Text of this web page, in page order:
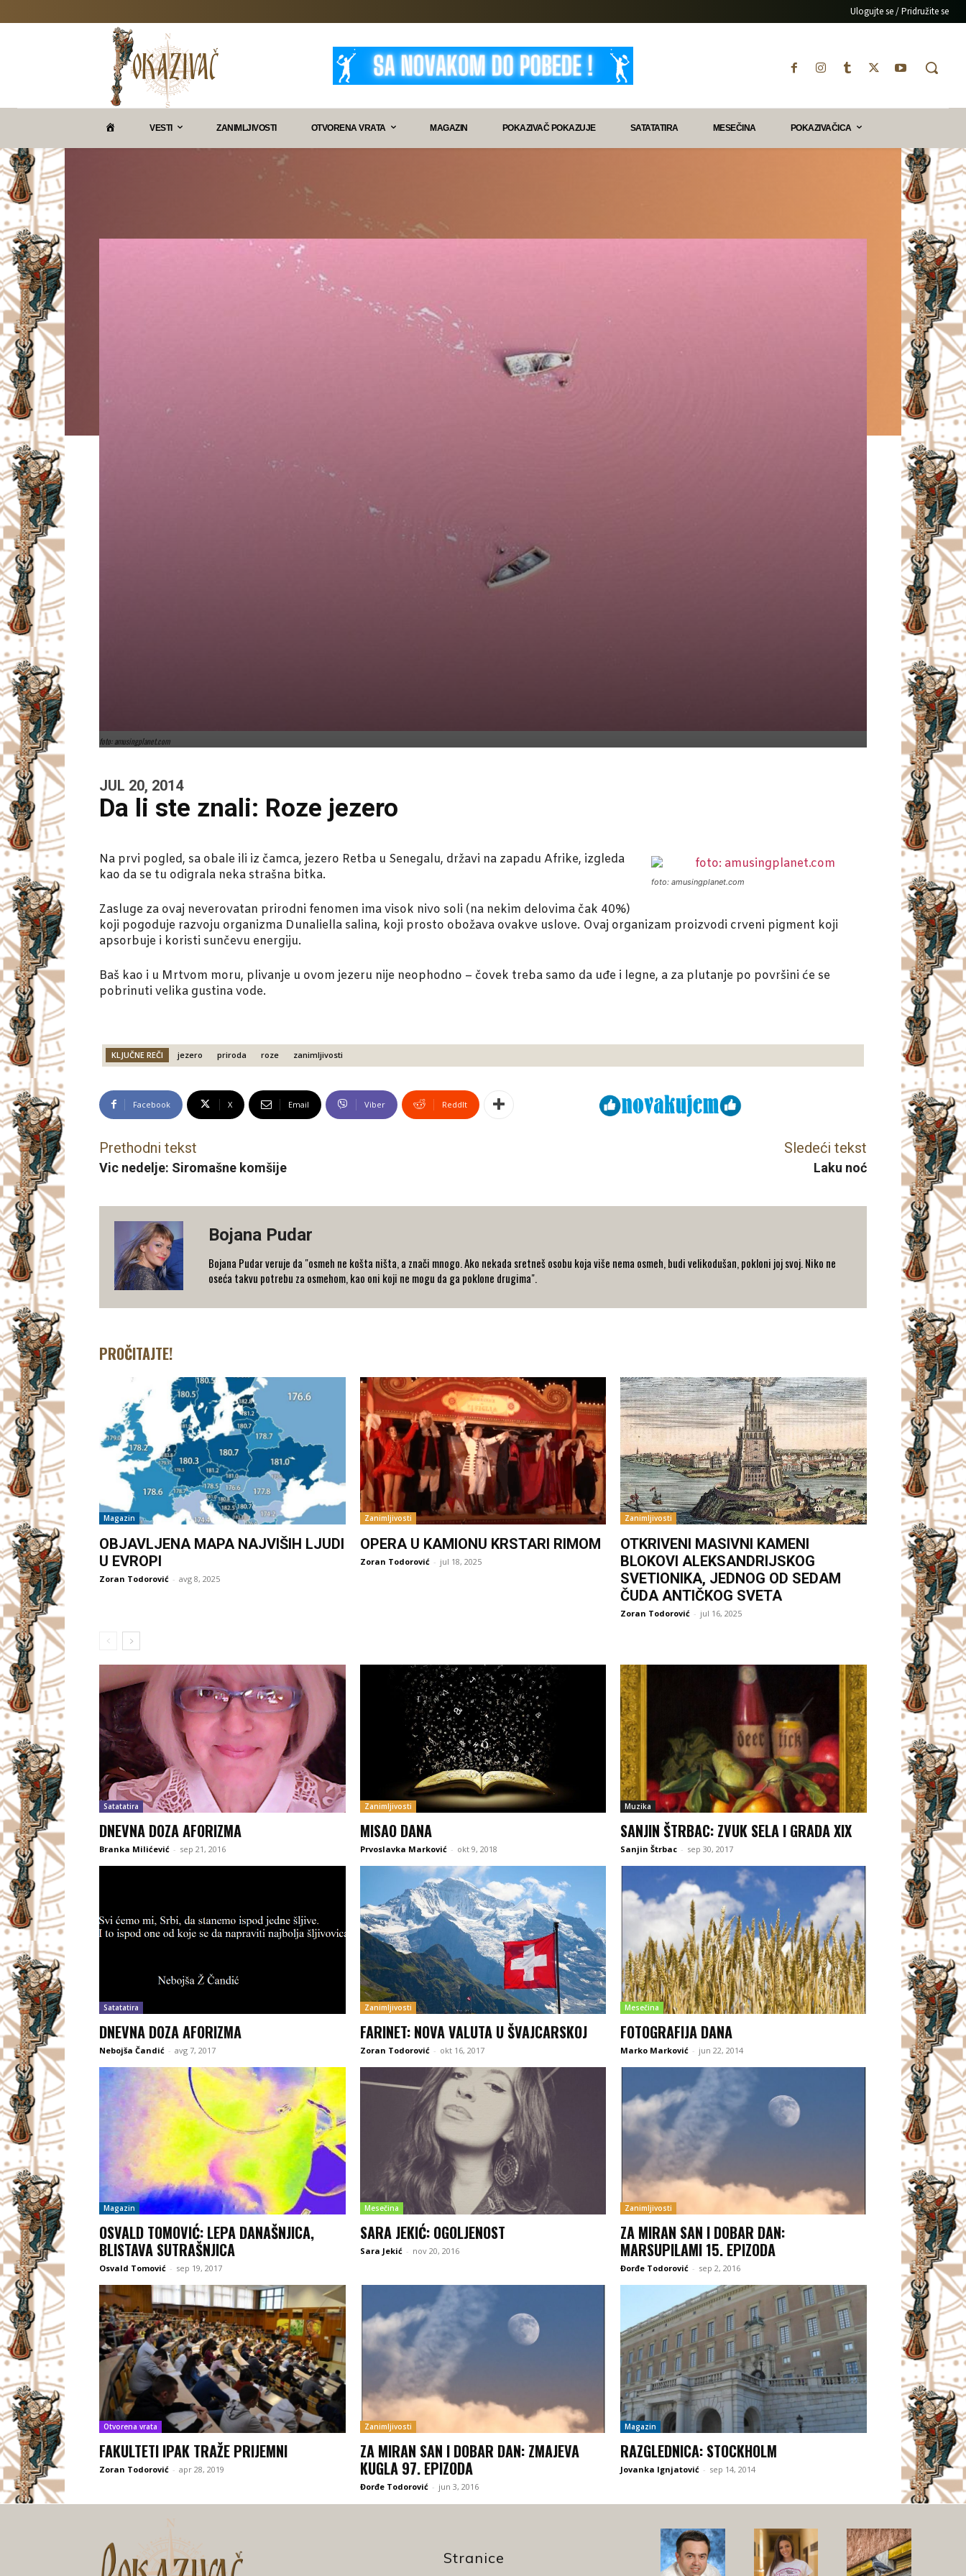
Ulogujte se / Pridružite se
VESTI ZANIMLJIVOSTI OTVORENA VRATA MAGAZIN POKAZIVAČ POKAZUJE SATATATIRA MESEČINA POKAZIVAČICA
foto: amusingplanet.com
JUL 20, 2014
Da li ste znali: Roze jezero
foto: amusingplanet.com
Na prvi pogled, sa obale ili iz čamca, jezero Retba u Senegalu, državi na zapadu Afrike, izgleda
kao da se tu odigrala neka strašna bitka.
Zasluge za ovaj neverovatan prirodni fenomen ima visok nivo soli (na nekim delovima čak 40%)
koji pogoduje razvoju organizma Dunaliella salina, koji prosto obožava ovakve uslove. Ovaj organizam proizvodi crveni pigment koji
apsorbuje i koristi sunčevu energiju.
Baš kao i u Mrtvom moru, plivanje u ovom jezeru nije neophodno – čovek treba samo da uđe i legne, a za plutanje po površini će se
pobrinuti velika gustina vode.
KLJUČNE REČI jezero priroda roze zanimljivosti
Facebook X Email Viber ReddIt
Prethodni tekst
Vic nedelje: Siromašne komšije
Sledeći tekst
Laku noć
Bojana Pudar
Bojana Pudar veruje da "osmeh ne košta ništa, a znači mnogo. Ako nekada sretneš osobu koja više nema osmeh, budi velikodušan, pokloni joj svoj. Niko ne
oseća takvu potrebu za osmehom, kao oni koji ne mogu da ga poklone drugima".
PROČITAJTE!
Magazin
OBJAVLJENA MAPA NAJVIŠIH LJUDI
U EVROPI
Zoran Todorović - avg 8, 2025
Zanimljivosti
OPERA U KAMIONU KRSTARI RIMOM
Zoran Todorović - jul 18, 2025
Zanimljivosti
OTKRIVENI MASIVNI KAMENI
BLOKOVI ALEKSANDRIJSKOG
SVETIONIKA, JEDNOG OD SEDAM
ČUDA ANTIČKOG SVETA
Zoran Todorović - jul 16, 2025
Satatatira
DNEVNA DOZA AFORIZMA
Branka Milićević - sep 21, 2016
Zanimljivosti
MISAO DANA
Prvoslavka Marković - okt 9, 2018
Muzika
SANJIN ŠTRBAC: ZVUK SELA I GRADA XIX
Sanjin Štrbac - sep 30, 2017
Satatatira
DNEVNA DOZA AFORIZMA
Nebojša Čandić - avg 7, 2017
Zanimljivosti
FARINET: NOVA VALUTA U ŠVAJCARSKOJ
Zoran Todorović - okt 16, 2017
Mesečina
FOTOGRAFIJA DANA
Marko Marković - jun 22, 2014
Magazin
OSVALD TOMOVIĆ: LEPA DANAŠNJICA,
BLISTAVA SUTRAŠNJICA
Osvald Tomović - sep 19, 2017
Mesečina
SARA JEKIĆ: OGOLJENOST
Sara Jekić - nov 20, 2016
Zanimljivosti
ZA MIRAN SAN I DOBAR DAN:
MARSUPILAMI 15. EPIZODA
Đorđe Todorović - sep 2, 2016
Otvorena vrata
FAKULTETI IPAK TRAŽE PRIJEMNI
Zoran Todorović - apr 28, 2019
Zanimljivosti
ZA MIRAN SAN I DOBAR DAN: ZMAJEVA
KUGLA 97. EPIZODA
Đorđe Todorović - jun 3, 2016
Magazin
RAZGLEDNICA: STOCKHOLM
Jovanka Ignjatović - sep 14, 2014
Stranice